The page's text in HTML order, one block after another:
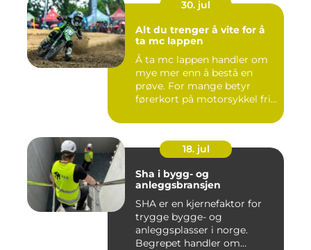
30. jul
Alt du trenger å vite for å
ta mc lappen
Å ta mc lappen handler om
mye mer enn å bestå en
prøve. For mange betyr
førerkort på motorsykkel fri...
18. jul
Sha i bygg- og
anleggsbransjen
SHA er en kjernefaktor for
trygge bygge- og
anleggsplasser i norge.
Begrepet handler om